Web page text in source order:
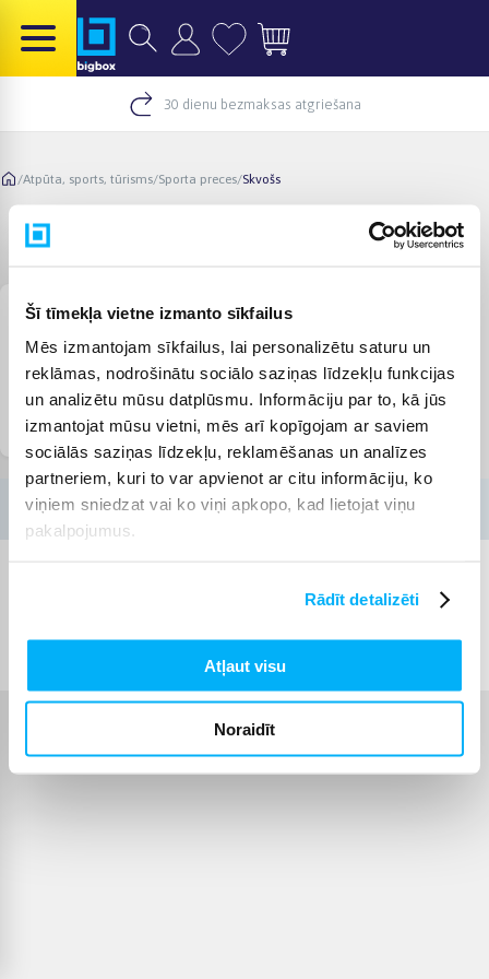
Šī tīmekļa vietne izmanto sīkfailus
Mēs izmantojam sīkfailus, lai personalizētu saturu un
reklāmas, nodrošinātu sociālo saziņas līdzekļu funkcijas
un analizētu mūsu datplūsmu. Informāciju par to, kā jūs
izmantojat mūsu vietni, mēs arī kopīgojam ar saviem
sociālās saziņas līdzekļu, reklamēšanas un analīzes
partneriem, kuri to var apvienot ar citu informāciju, ko
viņiem sniedzat vai ko viņi apkopo, kad lietojat viņu
pakalpojumus.
Rādīt detalizēti
Atļaut visu
Noraidīt
30 dienu bezmaksas atgriešana
/Atpūta, sports, tūrisms/Sporta preces/Skvošs
Skvošs
Skvoša raketes Skvoša bumbiņas